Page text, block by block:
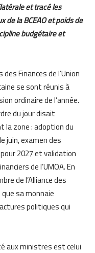
et tracé les
de la BCEAO et poids de
budgétaire et
Finances de l’Union
se sont réunis à
ordinaire de l’année.
du jour disait
la zone : adoption du
juin, examen des
2027 et validation
de l’UMOA. En
de l’Alliance des
sa monnaie
politiques qui
aux ministres est celui